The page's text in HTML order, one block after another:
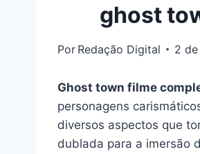
ghost
Por Redação Digital 2
Ghost town filme
personagens
diversos aspectos que
dublada para a imersão